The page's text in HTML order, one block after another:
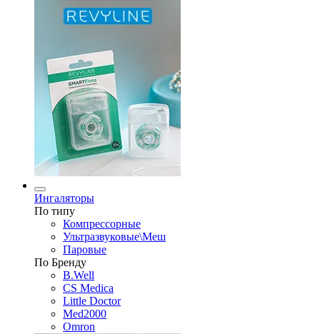
Ингаляторы
По типу
Компрессорные
Ультразвуковые\Меш
Паровые
По Бренду
B.Well
CS Medica
Little Doctor
Med2000
Omron